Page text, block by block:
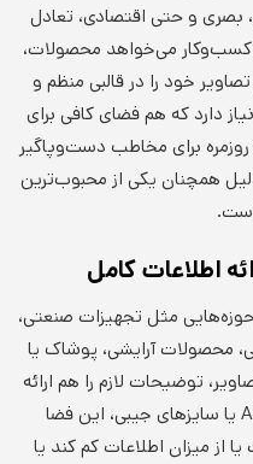
بصری و حتی اقتصادی، تعادل
می‌خواهد محصولات،
خود را در قالبی منظم و
دارد که هم فضای کافی برای
برای مخاطب دست‌وپاگیر
همچنان یکی از محبوب‌ترین
اطلاعات کامل
مثل تجهیزات صنعتی،
محصولات آرایشی، پوشاک یا
توضیحات لازم را هم ارائه
کنند. در قطع‌های کوچک‌تر مثل A5 یا سایزهای جیبی، این فضا
از میزان اطلاعات کم کند یا